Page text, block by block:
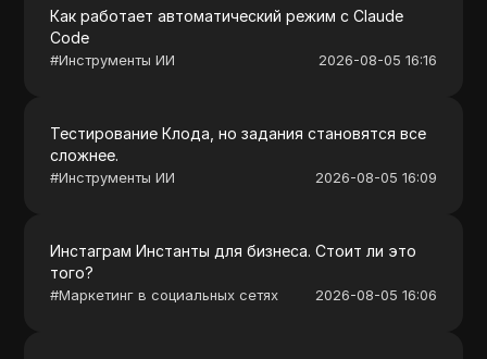
Как работает автоматический режим с Claude
Code
#Инструменты ИИ 2026-08-05 16:16
Тестирование Клода, но задания становятся все
сложнее.
#Инструменты ИИ 2026-08-05 16:09
Инстаграм Инстанты для бизнеса. Стоит ли это
того?
#Маркетинг в социальных сетях 2026-08-05 16:06